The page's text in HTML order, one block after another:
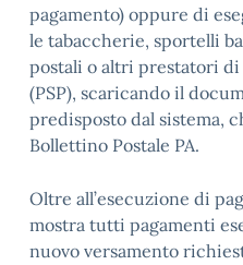
pagamento) oppure di
le tabaccherie, sportelli
postali o altri prestatori
(PSP), scaricando il
predisposto dal sistema,
Bollettino Postale PA.
Oltre all’esecuzione di
mostra tutti pagamenti
nuovo versamento